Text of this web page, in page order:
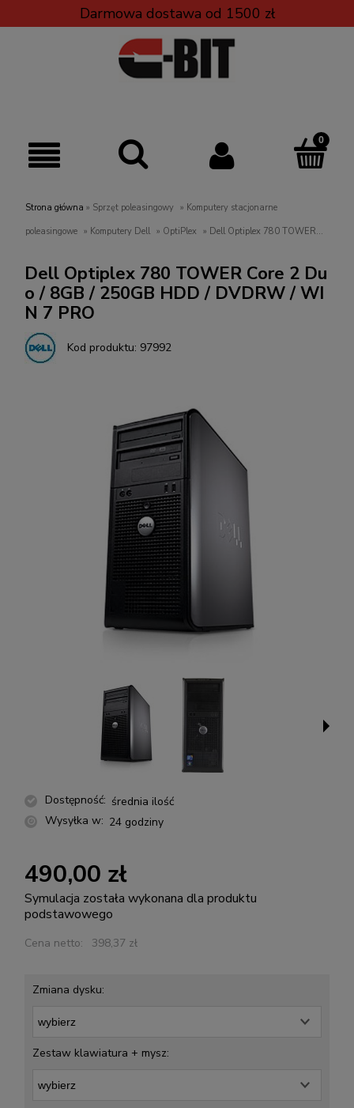
Darmowa dostawa od 1500 zł
Strona główna » Sprzęt poleasingowy » Komputery stacjonarne
poleasingowe » Komputery Dell » OptiPlex » Dell Optiplex 780 TOWER
Dell Optiplex 780 TOWER Core 2 Du
o / 8GB / 250GB HDD / DVDRW / WI
N 7 PRO
Kod produktu: 97992
Dostępność: średnia ilość
Wysyłka w: 24 godziny
490,00 zł
Symulacja została wykonana dla produktu
podstawowego
Cena netto: 398,37 zł
Zmiana dysku:
Zestaw klawiatura + mysz: